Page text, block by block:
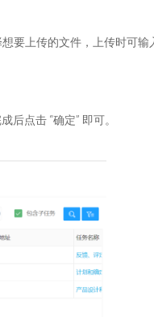
要上传的文件，上传时可
点击 “确定” 即可。